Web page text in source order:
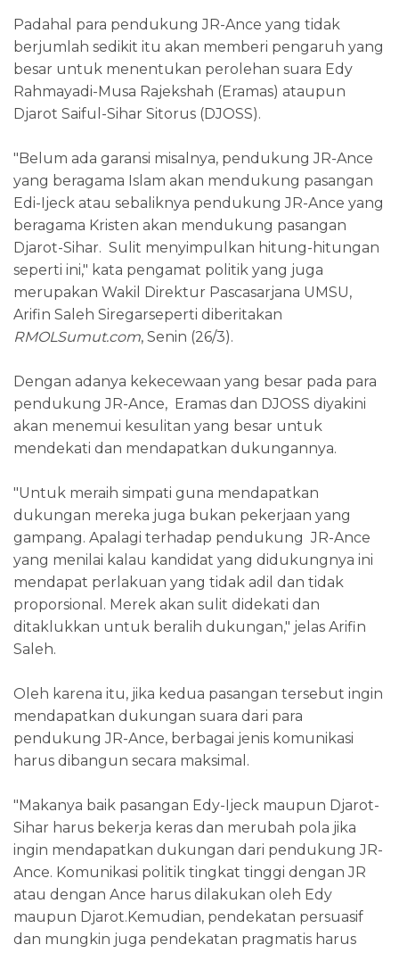
Padahal para pendukung JR-Ance yang tidak
berjumlah sedikit itu akan memberi pengaruh yang
besar untuk menentukan perolehan suara Edy
Rahmayadi-Musa Rajekshah (Eramas) ataupun
Djarot Saiful-Sihar Sitorus (DJOSS).
"Belum ada garansi misalnya, pendukung JR-Ance
yang beragama Islam akan mendukung pasangan
Edi-Ijeck atau sebaliknya pendukung JR-Ance yang
beragama Kristen akan mendukung pasangan
Djarot-Sihar. Sulit menyimpulkan hitung-hitungan
seperti ini," kata pengamat politik yang juga
merupakan Wakil Direktur Pascasarjana UMSU,
Arifin Saleh Siregarseperti diberitakan
RMOLSumut.com, Senin (26/3).
Dengan adanya kekecewaan yang besar pada para
pendukung JR-Ance, Eramas dan DJOSS diyakini
akan menemui kesulitan yang besar untuk
mendekati dan mendapatkan dukungannya.
"Untuk meraih simpati guna mendapatkan
dukungan mereka juga bukan pekerjaan yang
gampang. Apalagi terhadap pendukung JR-Ance
yang menilai kalau kandidat yang didukungnya ini
mendapat perlakuan yang tidak adil dan tidak
proporsional. Merek akan sulit didekati dan
ditaklukkan untuk beralih dukungan," jelas Arifin
Saleh.
Oleh karena itu, jika kedua pasangan tersebut ingin
mendapatkan dukungan suara dari para
pendukung JR-Ance, berbagai jenis komunikasi
harus dibangun secara maksimal.
"Makanya baik pasangan Edy-Ijeck maupun Djarot-
Sihar harus bekerja keras dan merubah pola jika
ingin mendapatkan dukungan dari pendukung JR-
Ance. Komunikasi politik tingkat tinggi dengan JR
atau dengan Ance harus dilakukan oleh Edy
maupun Djarot.Kemudian, pendekatan persuasif
dan mungkin juga pendekatan pragmatis harus